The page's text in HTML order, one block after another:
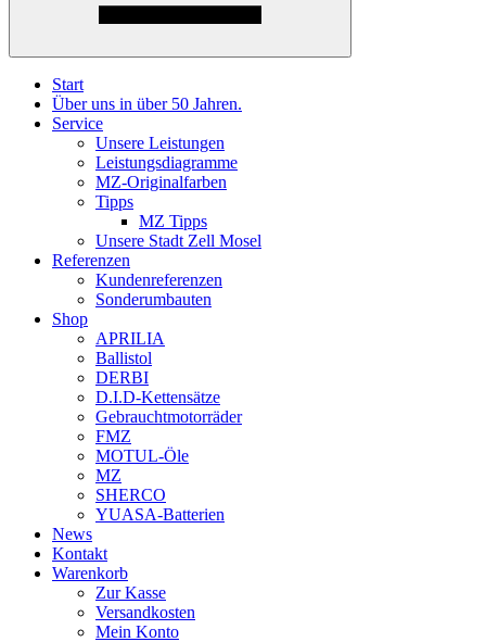
Start
Über uns in über 50 Jahren.
Service
Unsere Leistungen
Leistungsdiagramme
MZ-Originalfarben
Tipps
MZ Tipps
Unsere Stadt Zell Mosel
Referenzen
Kundenreferenzen
Sonderumbauten
Shop
APRILIA
Ballistol
DERBI
D.I.D-Kettensätze
Gebrauchtmotorräder
FMZ
MOTUL-Öle
MZ
SHERCO
YUASA-Batterien
News
Kontakt
Warenkorb
Zur Kasse
Versandkosten
Mein Konto